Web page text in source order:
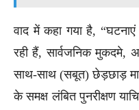
वाद में कहा गया है, “घटनाएं
रही हैं, सार्वजनिक मुकदमे,
साथ-साथ (सबूत) छेड़छाड़
के समक्ष लंबित पुनरीक्षण